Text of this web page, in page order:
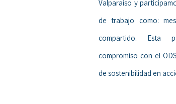
Valparaíso y
de trabajo como:
compartido. Esta
compromiso con el
de sostenibilidad en